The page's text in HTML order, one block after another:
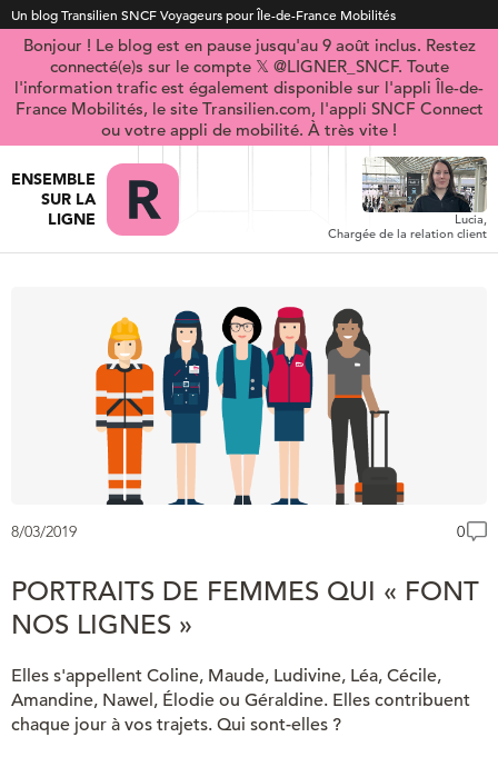
Un blog Transilien SNCF Voyageurs pour Île-de-France Mobilités
Bonjour ! Le blog est en pause jusqu'au 9 août inclus. Restez
connecté(e)s sur le compte 𝕏 @LIGNER_SNCF. Toute
l'information trafic est également disponible sur l'appli Île-de-
France Mobilités, le site Transilien.com, l'appli SNCF Connect
ou votre appli de mobilité. À très vite !
ENSEMBLE
SUR LA
LIGNE
Lucia,
Chargée de la relation client
8/03/2019 0
PORTRAITS DE FEMMES QUI « FONT
NOS LIGNES »
Elles s'appellent Coline, Maude, Ludivine, Léa, Cécile,
Amandine, Nawel, Élodie ou Géraldine. Elles contribuent
chaque jour à vos trajets. Qui sont-elles ?